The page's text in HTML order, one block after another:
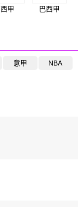
西甲 巴西甲
意甲 NBA